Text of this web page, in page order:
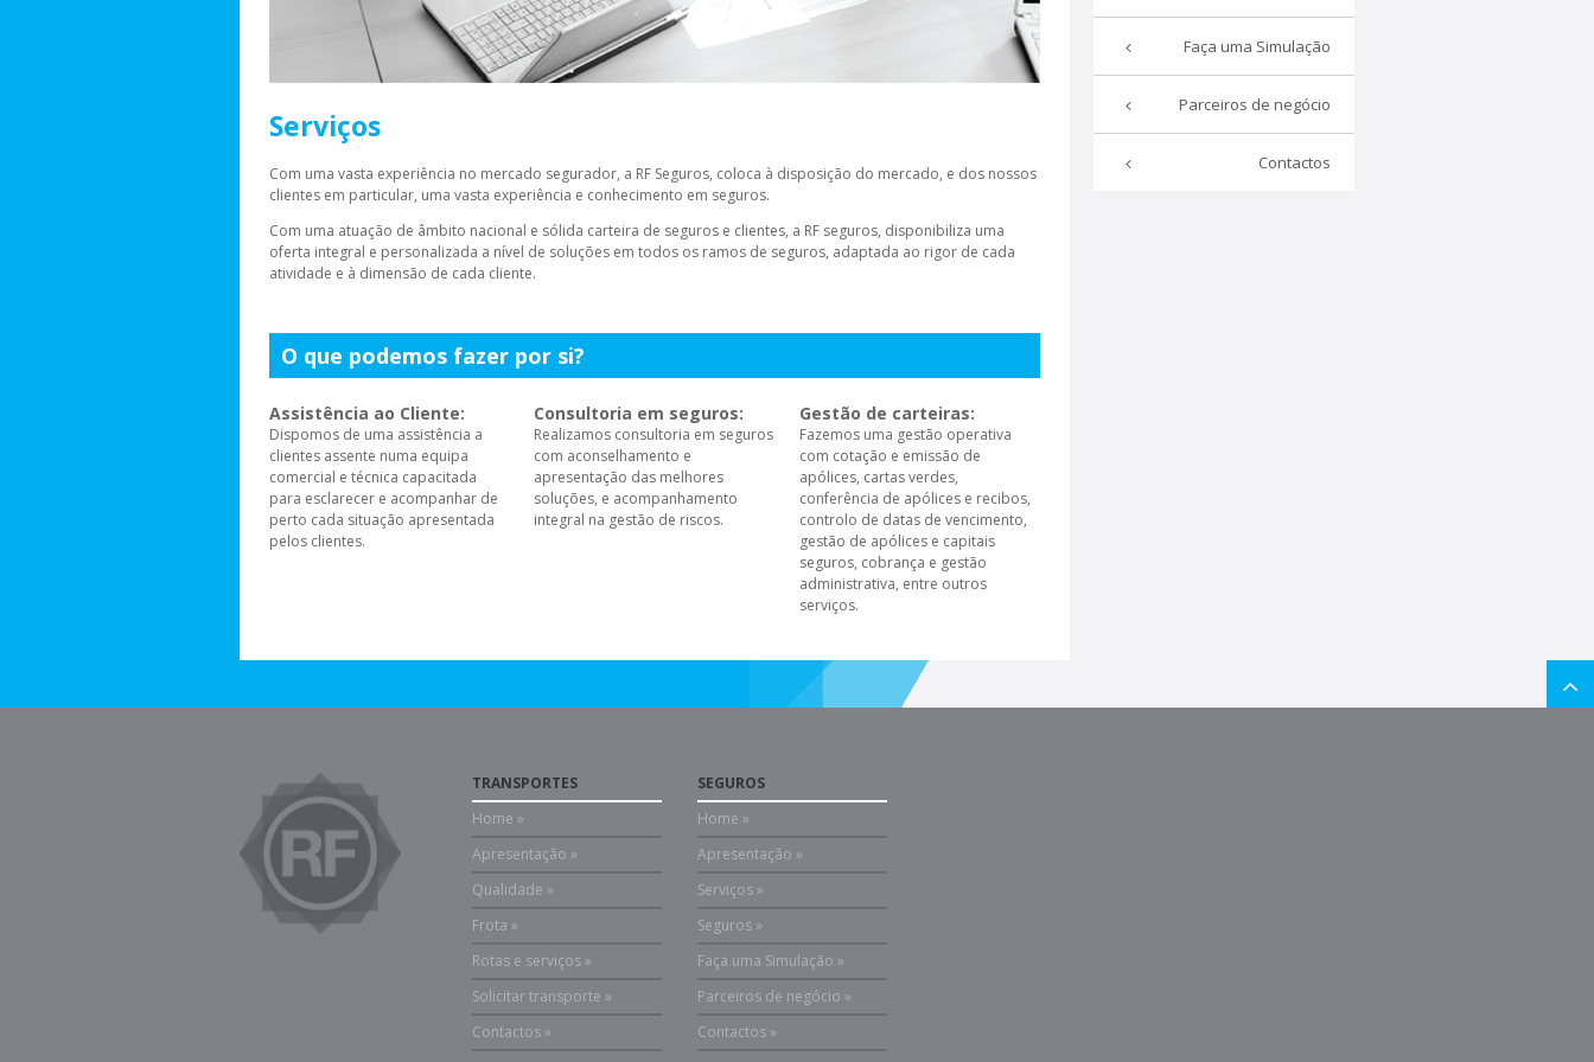
Serviços
Com uma vasta experiência no mercado segurador, a RF Seguros, coloca à disposição do mercado, e dos nossos
clientes em particular, uma vasta experiência e conhecimento em seguros.
Com uma atuação de âmbito nacional e sólida carteira de seguros e clientes, a RF seguros, disponibiliza uma
oferta integral e personalizada a nível de soluções em todos os ramos de seguros, adaptada ao rigor de cada
atividade e à dimensão de cada cliente.
O que podemos fazer por si?
Assistência ao Cliente:
Dispomos de uma assistência a
clientes assente numa equipa
comercial e técnica capacitada
para esclarecer e acompanhar de
perto cada situação apresentada
pelos clientes.
Consultoria em seguros:
Realizamos consultoria em seguros
com aconselhamento e
apresentação das melhores
soluções, e acompanhamento
integral na gestão de riscos.
Gestão de carteiras:
Fazemos uma gestão operativa
com cotação e emissão de
apólices, cartas verdes,
conferência de apólices e recibos,
controlo de datas de vencimento,
gestão de apólices e capitais
seguros, cobrança e gestão
administrativa, entre outros
serviços.
Faça uma Simulação
Parceiros de negócio
Contactos
TRANSPORTES
Home »
Apresentação »
Qualidade »
Frota »
Rotas e serviços »
Solicitar transporte »
Contactos »
SEGUROS
Home »
Apresentação »
Serviços »
Seguros »
Faça uma Simulação »
Parceiros de negócio »
Contactos »